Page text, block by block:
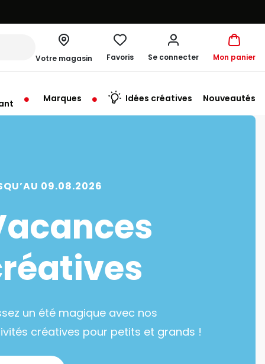
Votre magasin
à 10:00
Favoris Se connecter Mon panier
Marques Idées créatives Nouveautés
09.08.2026
un été magique avec nos
créatives pour petits et grands !